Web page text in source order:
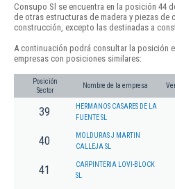
Consupo Sl se encuentra en la posición 44
de otras estructuras de madera y piezas de
construcción, excepto las destinadas a
A continuación podrá consultar la posición
empresas con posiciones similares:
Posición
Sector
Nombre de la empresa
39
HERMANOS CASARES DE LA
FUENTE SL
40
MOLDURAS J MARTIN
CALLEJA SL
41
CARPINTERIA LOVI-BLOCK
SL